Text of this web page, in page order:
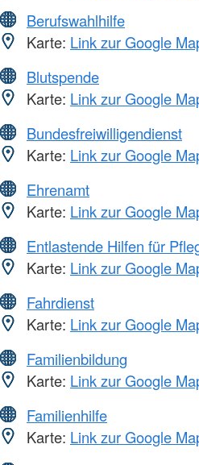
Berufswahlhilfe
Karte: Link zur Google
Blutspende
Karte: Link zur Google
Bundesfreiwilligendienst
Karte: Link zur Google
Ehrenamt
Karte: Link zur Google
Entlastende Hilfen für
Karte: Link zur Google
Fahrdienst
Karte: Link zur Google
Familienbildung
Karte: Link zur Google
Familienhilfe
Karte: Link zur Google